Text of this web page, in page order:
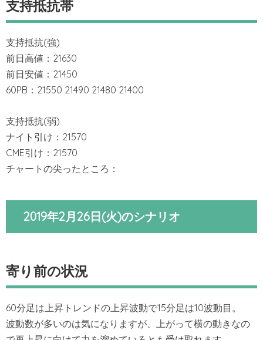
支持抵抗帯
支持抵抗(強)
前日高値：21630
前日安値：21450
60PB：21550 21490 21480 21400
支持抵抗(弱)
ナイト引け：21570
CME引け：21570
チャートの尖ったところ：
2019年2月26日(火)のシナリオ
寄り前の状況
60分足は上昇トレンドの上昇波動で15分足は10波動目。
波動数が多いのは気になりますが、上がって横の動きなの